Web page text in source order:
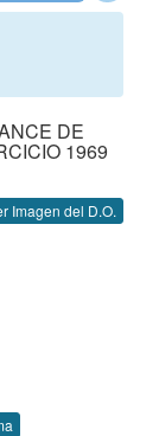
DE
1969
Imagen del D.O.